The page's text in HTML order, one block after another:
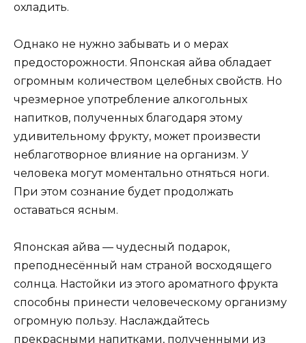
охладить.
Однако не нужно забывать и о мерах
предосторожности. Японская айва обладает
огромным количеством целебных свойств. Но
чрезмерное употребление алкогольных
напитков, полученных благодаря этому
удивительному фрукту, может произвести
неблаготворное влияние на организм. У
человека могут моментально отняться ноги.
При этом сознание будет продолжать
оставаться ясным.
Японская айва — чудесный подарок,
преподнесённый нам страной восходящего
солнца. Настойки из этого ароматного фрукта
способны принести человеческому организму
огромную пользу. Наслаждайтесь
прекрасными напитками, полученными из